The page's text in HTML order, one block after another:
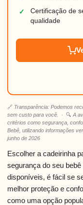
✓
Certificação de
qualidade
🔗 Transparência: Podemos
sem custo para você.
· 🔍 A
critérios como segurança,
Bebê, utilizando informações
junho de 2026
Escolher a cadeirinha
segurança do seu
disponíveis, é fácil se
melhor proteção e
como uma opção